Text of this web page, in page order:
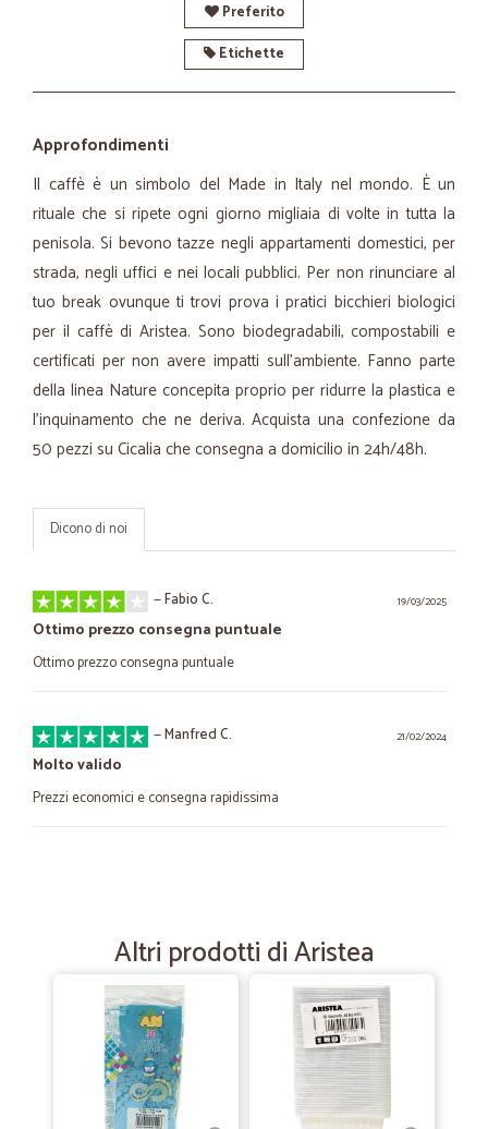
Preferito
Etichette
Approfondimenti
Il caffè è un simbolo del Made in Italy nel mondo. È un
rituale che si ripete ogni giorno migliaia di volte in tutta la
penisola. Si bevono tazze negli appartamenti domestici, per
strada, negli uffici e nei locali pubblici. Per non rinunciare al
tuo break ovunque ti trovi prova i pratici bicchieri biologici
per il caffè di Aristea. Sono biodegradabili, compostabili e
certificati per non avere impatti sull'ambiente. Fanno parte
della linea Nature concepita proprio per ridurre la plastica e
l'inquinamento che ne deriva. Acquista una confezione da
50 pezzi su Cicalia che consegna a domicilio in 24h/48h.
Dicono di noi
19/03/2025
—Fabio C.
Ottimo prezzo consegna puntuale
Ottimo prezzo consegna puntuale
21/02/2024
—Manfred C.
Molto valido
Prezzi economici e consegna rapidissima
—Valerio A.
Sinonimo di eccellenza!
Ormai lo uso da anni, spedizioni rapide, ottima assistenza e ricevo
sempre omaggi graditi. Super soddisfatto!
Altri prodotti di Aristea